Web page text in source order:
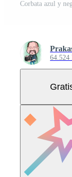
Corbata azul y
64.524